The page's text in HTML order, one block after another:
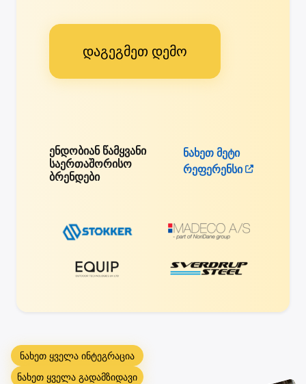
დაგეგმეთ დემო
ენდობიან წამყვანი
საერთაშორისო
ბრენდები
ნახეთ მეტი
რეფერენსი
ნახეთ ყველა ინტეგრაცია
ნახეთ ყველა გადამზიდავი